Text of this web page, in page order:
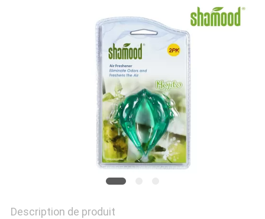
Description de produit